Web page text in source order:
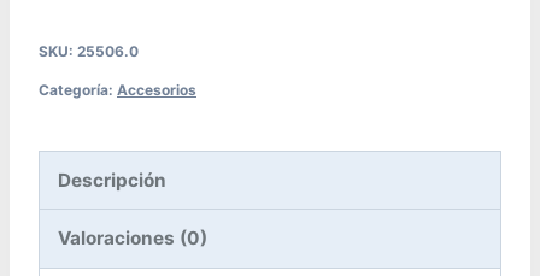
SKU: 25506.0
Categoría: Accesorios
Descripción
Valoraciones (0)